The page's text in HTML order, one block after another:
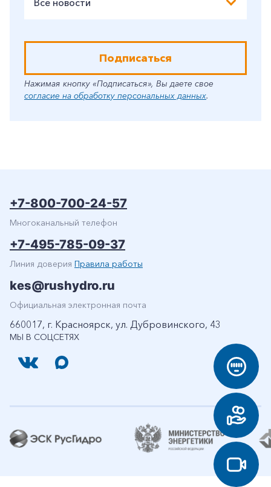
Все новости
Подписаться
Нажимая кнопку «Подписаться», Вы даете свое
согласие на обработку персональных данных.
МЫ В СОЦСЕТЯХ
+7-800-700-24-57
Многоканальный телефон
+7-495-785-09-37
Линия доверия Правила работы
kes@rushydro.ru
Официальная электронная почта
660017, г. Красноярск, ул. Дубровинского, 43